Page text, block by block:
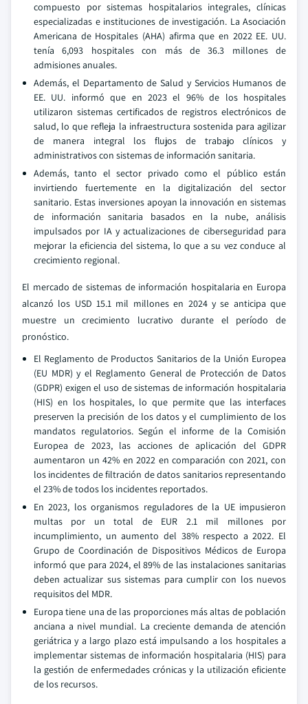
compuesto por sistemas hospitalarios integrales, clínicas
especializadas e instituciones de investigación. La Asociación
Americana de Hospitales (AHA) afirma que en 2022 EE. UU.
tenía 6,093 hospitales con más de 36.3 millones de
admisiones anuales.
Además, el Departamento de Salud y Servicios Humanos de
EE. UU. informó que en 2023 el 96% de los hospitales
utilizaron sistemas certificados de registros electrónicos de
salud, lo que refleja la infraestructura sostenida para agilizar
de manera integral los flujos de trabajo clínicos y
administrativos con sistemas de información sanitaria.
Además, tanto el sector privado como el público están
invirtiendo fuertemente en la digitalización del sector
sanitario. Estas inversiones apoyan la innovación en sistemas
de información sanitaria basados en la nube, análisis
impulsados por IA y actualizaciones de ciberseguridad para
mejorar la eficiencia del sistema, lo que a su vez conduce al
crecimiento regional.
El mercado de sistemas de información hospitalaria en Europa
alcanzó los USD 15.1 mil millones en 2024 y se anticipa que
muestre un crecimiento lucrativo durante el período de
pronóstico.
El Reglamento de Productos Sanitarios de la Unión Europea
(EU MDR) y el Reglamento General de Protección de Datos
(GDPR) exigen el uso de sistemas de información hospitalaria
(HIS) en los hospitales, lo que permite que las interfaces
preserven la precisión de los datos y el cumplimiento de los
mandatos regulatorios. Según el informe de la Comisión
Europea de 2023, las acciones de aplicación del GDPR
aumentaron un 42% en 2022 en comparación con 2021, con
los incidentes de filtración de datos sanitarios representando
el 23% de todos los incidentes reportados.
En 2023, los organismos reguladores de la UE impusieron
multas por un total de EUR 2.1 mil millones por
incumplimiento, un aumento del 38% respecto a 2022. El
Grupo de Coordinación de Dispositivos Médicos de Europa
informó que para 2024, el 89% de las instalaciones sanitarias
deben actualizar sus sistemas para cumplir con los nuevos
requisitos del MDR.
Europa tiene una de las proporciones más altas de población
anciana a nivel mundial. La creciente demanda de atención
geriátrica y a largo plazo está impulsando a los hospitales a
implementar sistemas de información hospitalaria (HIS) para
la gestión de enfermedades crónicas y la utilización eficiente
de los recursos.